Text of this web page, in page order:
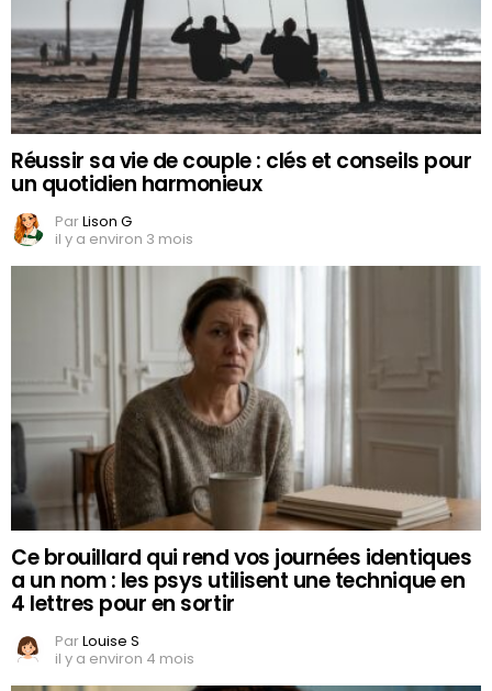
Réussir sa vie de couple : clés et conseils pour
un quotidien harmonieux
ParLison G
il y a environ 3 mois
Ce brouillard qui rend vos journées identiques
a un nom : les psys utilisent une technique en
4 lettres pour en sortir
ParLouise S
il y a environ 4 mois